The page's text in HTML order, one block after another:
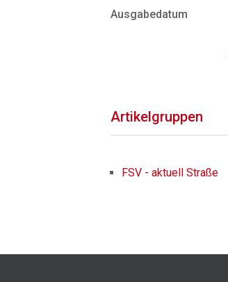
Ausgabedatum
Artikelgruppen
FSV - aktuell Straße